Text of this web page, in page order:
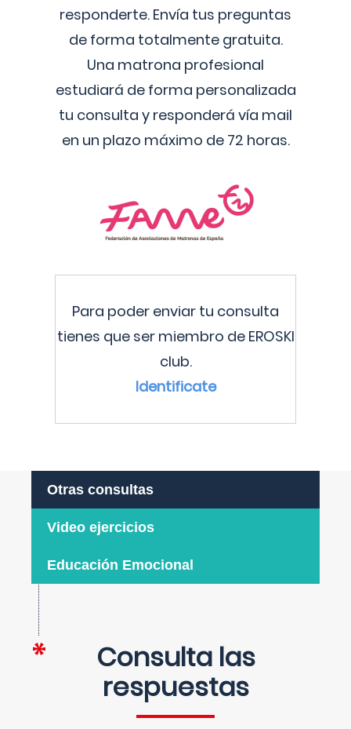
responderte. Envía tus preguntas
de forma totalmente gratuita.
Una matrona profesional
estudiará de forma personalizada
tu consulta y responderá vía mail
en un plazo máximo de 72 horas.
Para poder enviar tu consulta
tienes que ser miembro de EROSKI
club.
Identificate
Otras consultas
Video ejercicios
Educación Emocional
Consulta las
respuestas